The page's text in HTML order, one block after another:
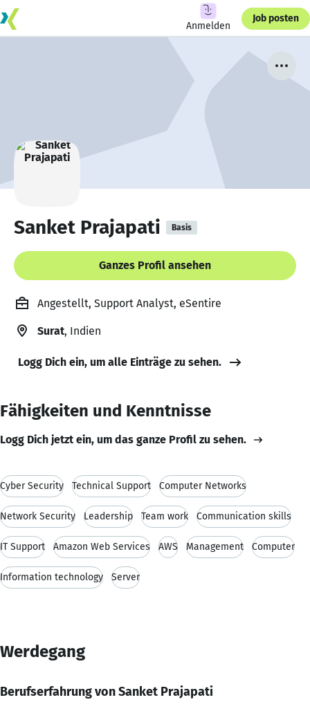
Anmelden
Job posten
Sanket Prajapati Basis
Ganzes Profil ansehen
Angestellt, Support Analyst, eSentire
Surat, Indien
Logg Dich ein, um alle Einträge zu sehen.
Fähigkeiten und Kenntnisse
Logg Dich jetzt ein, um das ganze Profil zu sehen.
Cyber Security Technical Support Computer Networks
Network Security Leadership Team work Communication skills
IT Support Amazon Web Services AWS Management Computer
Information technology Server
Werdegang
Berufserfahrung von Sanket Prajapati